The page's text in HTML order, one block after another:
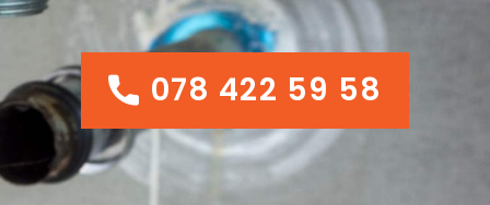
078 422 59 58
078 422 59 58